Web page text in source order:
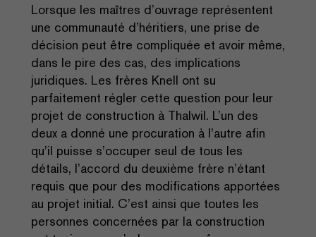
Lorsque les maîtres d’ouvrage représentent
une communauté d’héritiers, une prise de
décision peut être compliquée et avoir même,
dans le pire des cas, des implications
juridiques. Les frères Knell ont su
parfaitement régler cette question pour leur
projet de construction à Thalwil. L’un des
deux a donné une procuration à l’autre afin
qu’il puisse s’occuper seul de tous les
détails, l’accord du deuxième frère n’étant
requis que pour des modifications apportées
au projet initial. C’est ainsi que toutes les
personnes concernées par la construction